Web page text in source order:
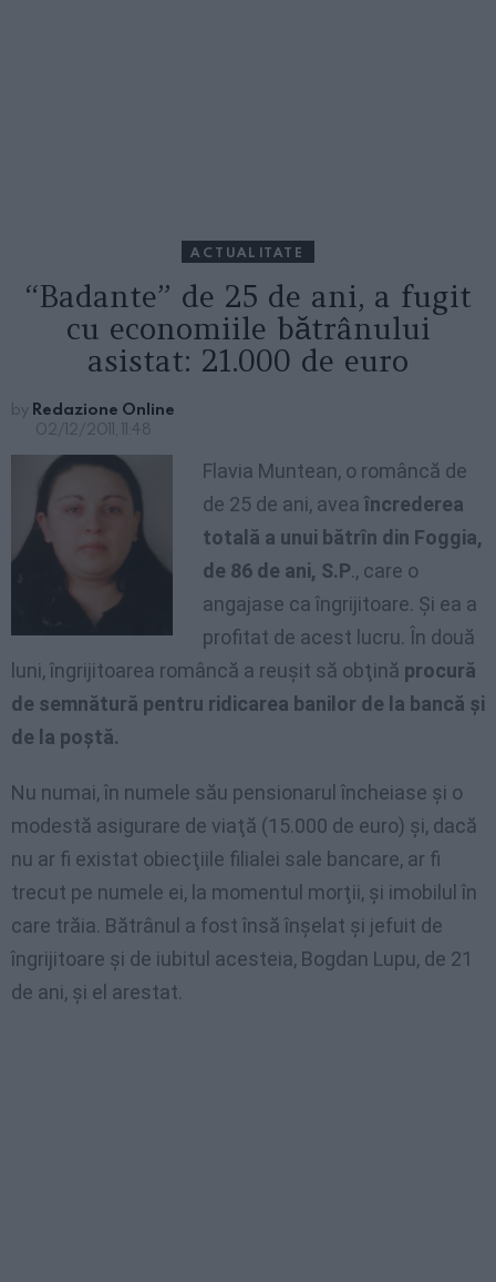
ACTUALITATE
“Badante” de 25 de ani, a fugit
cu economiile bătrânului
asistat: 21.000 de euro
by Redazione Online
02/12/2011, 11:48
Flavia Muntean, o româncă de
de 25 de ani, avea încrederea
totală a unui bătrîn din Foggia,
de 86 de ani, S.P., care o
angajase ca îngrijitoare. Şi ea a
profitat de acest lucru. În două
luni, îngrijitoarea româncă a reuşit să obţină procură
de semnătură pentru ridicarea banilor de la bancă şi
de la poştă.
Nu numai, în numele său pensionarul încheiase şi o
modestă asigurare de viaţă (15.000 de euro) şi, dacă
nu ar fi existat obiecţiile filialei sale bancare, ar fi
trecut pe numele ei, la momentul morţii, şi imobilul în
care trăia. Bătrânul a fost însă înşelat şi jefuit de
îngrijitoare şi de iubitul acesteia, Bogdan Lupu, de 21
de ani, şi el arestat.